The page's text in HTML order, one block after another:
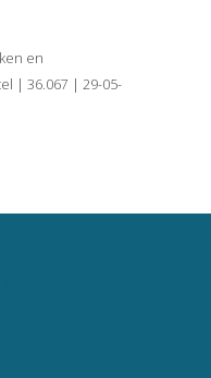
en
| 36.067 | 29-05-